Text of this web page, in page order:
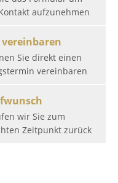
aufzunehmen
Sie direkt einen
vereinbaren
wir Sie zum
Zeitpunkt zurück